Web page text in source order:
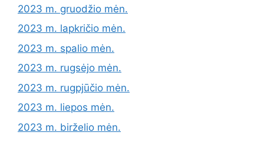
2023 m. gruodžio mėn.
2023 m. lapkričio mėn.
2023 m. spalio mėn.
2023 m. rugsėjo mėn.
2023 m. rugpjūčio mėn.
2023 m. liepos mėn.
2023 m. birželio mėn.